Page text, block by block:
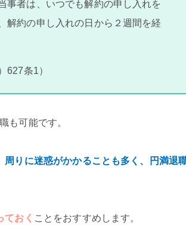
事者は、いつでも解約の申し入れを
解約の申し入れの日から２週間を経
627条1）
も可能です。
りに迷惑がかかることも多く、円満退
ておく ことをおすすめします。